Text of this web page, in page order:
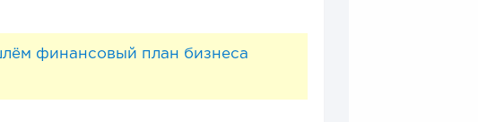
финансовый план бизнеса